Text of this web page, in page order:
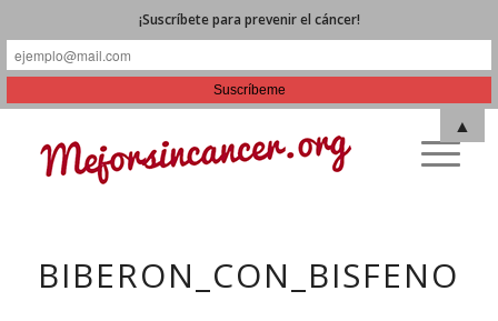
¡Suscríbete para prevenir el cáncer!
▲